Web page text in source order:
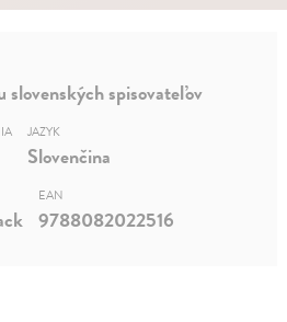
slovenských spisovateľov
JAZYK
Slovenčina
EAN
9788082022516